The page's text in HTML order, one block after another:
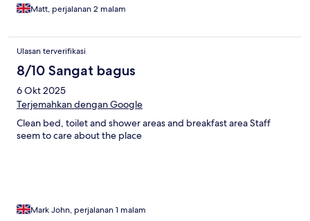
Matt, perjalanan 2 malam
Ulasan terverifikasi
8/10 Sangat bagus
6 Okt 2025
Terjemahkan dengan Google
Clean bed, toilet and shower areas and breakfast area Staff
seem to care about the place
Mark John, perjalanan 1 malam